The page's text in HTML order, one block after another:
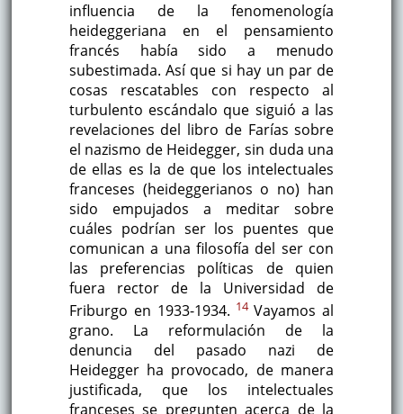
influencia de la fenomenología
heideggeriana en el pensamiento
francés había sido a menudo
subestimada. Así que si hay un par de
cosas rescatables con respecto al
turbulento escándalo que siguió a las
revelaciones del libro de Farías sobre
el nazismo de Heidegger, sin duda una
de ellas es la de que los intelectuales
franceses (heideggerianos o no) han
sido empujados a meditar sobre
cuáles podrían ser los puentes que
comunican a una filosofía del ser con
las preferencias políticas de quien
fuera rector de la Universidad de
Friburgo en 1933-1934. 14 Vayamos al
grano. La reformulación de la
denuncia del pasado nazi de
Heidegger ha provocado, de manera
justificada, que los intelectuales
franceses se pregunten acerca de la